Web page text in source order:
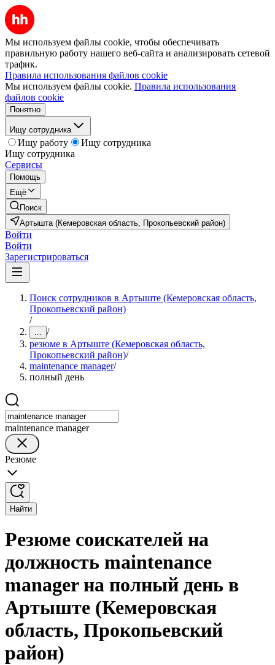
Мы используем файлы cookie, чтобы обеспечивать
правильную работу нашего веб-сайта и анализировать сетевой
трафик.
Правила использования файлов cookie
Мы используем файлы cookie. Правила использования
файлов cookie
Понятно
Ищу сотрудника
Ищу работу
Ищу сотрудника
Ищу сотрудника
Сервисы
Помощь
Ещё
Поиск
Артышта (Кемеровская область, Прокопьевский район)
Войти
Войти
Зарегистрироваться
Поиск сотрудников в Артыште (Кемеровская область,
Прокопьевский район)
/
... /
резюме в Артыште (Кемеровская область,
Прокопьевский район)/
maintenance manager/
полный день
maintenance manager
Резюме
Найти
Резюме соискателей на
должность maintenance
manager на полный день в
Артыште (Кемеровская
область, Прокопьевский
район)